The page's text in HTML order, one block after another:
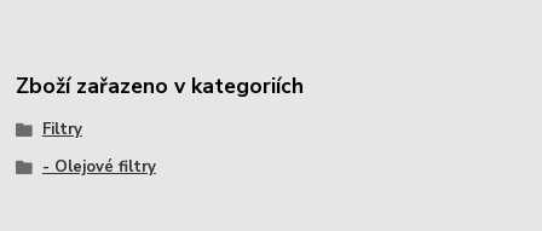
Zboží zařazeno v kategoriích
Filtry
- Olejové filtry